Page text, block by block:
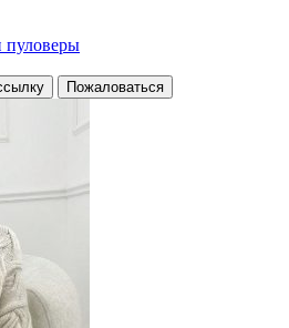
Пожаловаться